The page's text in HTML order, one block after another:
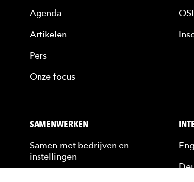
Agenda
Artikelen
Pers
Onze focus
SAMENWERKEN
Samen met bedrijven en
instellingen